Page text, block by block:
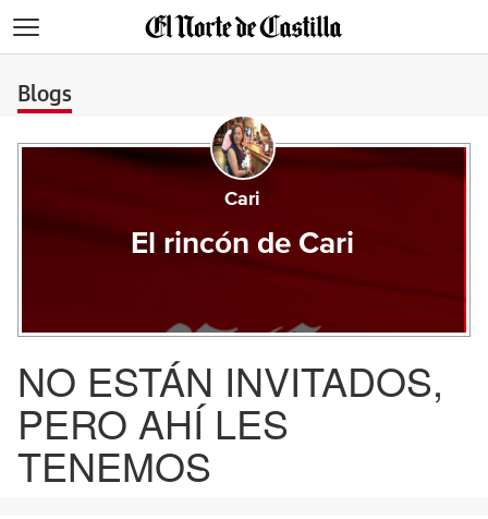
Blogs
Cari
El rincón de Cari
NO ESTÁN INVITADOS,
PERO AHÍ LES
TENEMOS